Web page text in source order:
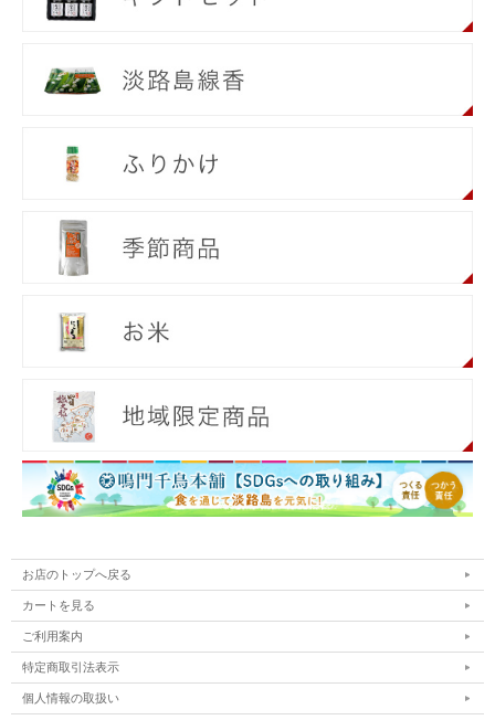
お店のトップへ戻る
カートを見る
ご利用案内
特定商取引法表示
個人情報の取扱い